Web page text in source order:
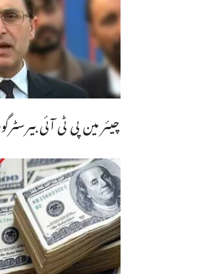
چیئر مین پی ٹی آئی